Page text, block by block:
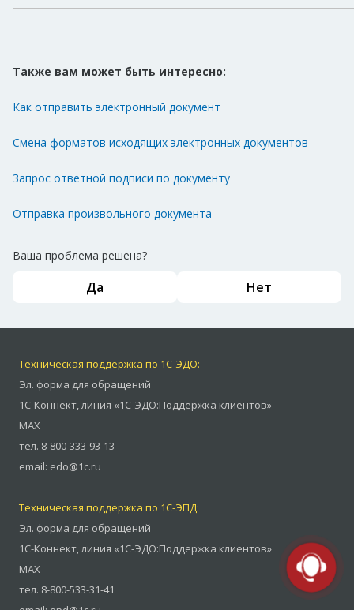
Также вам может быть интересно:
Как отправить электронный документ
Смена форматов исходящих электронных документов
Запрос ответной подписи по документу
Отправка произвольного документа
Ваша проблема решена?
Да Нет
Техническая поддержка по 1С-ЭДО:
Эл. форма для обращений
1С-Коннект,линия «1С-ЭДО:Поддержка клиентов»
MAX
тел. 8-800-333-93-13
email: edo@1c.ru
Техническая поддержка по 1С-ЭПД:
Эл. форма для обращений
1С-Коннект,линия «1С-ЭДО:Поддержка клиентов»
MAX
тел. 8-800-533-31-41